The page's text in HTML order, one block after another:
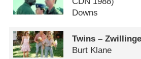
Downs
Twins – Zwillinge
Burt Klane